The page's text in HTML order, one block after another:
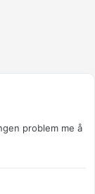
problem me å